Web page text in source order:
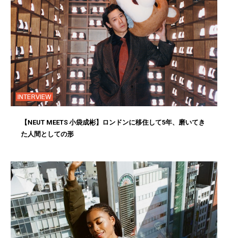
INTERVIEW
【NEUT MEETS 小袋成彬】ロンドンに移住して5年、磨いてき
た人間としての形